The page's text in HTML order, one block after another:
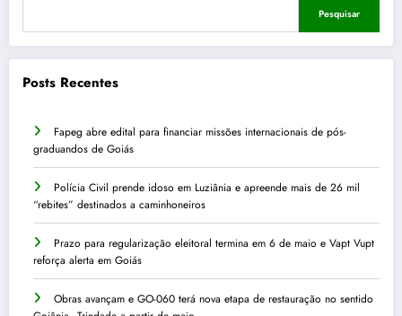
Pesquisar
Posts Recentes
Fapeg abre edital para financiar missões internacionais de pós-
graduandos de Goiás
Polícia Civil prende idoso em Luziânia e apreende mais de 26 mil
“rebites” destinados a caminhoneiros
Prazo para regularização eleitoral termina em 6 de maio e Vapt Vupt
reforça alerta em Goiás
Obras avançam e GO-060 terá nova etapa de restauração no sentido